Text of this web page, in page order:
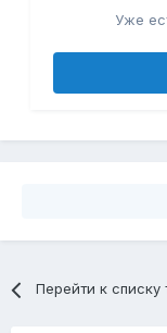
Уже
Перейти к списку